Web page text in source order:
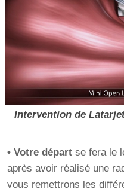
Intervention de
• Votre départ se fera le
après avoir réalisé une
vous remettrons les